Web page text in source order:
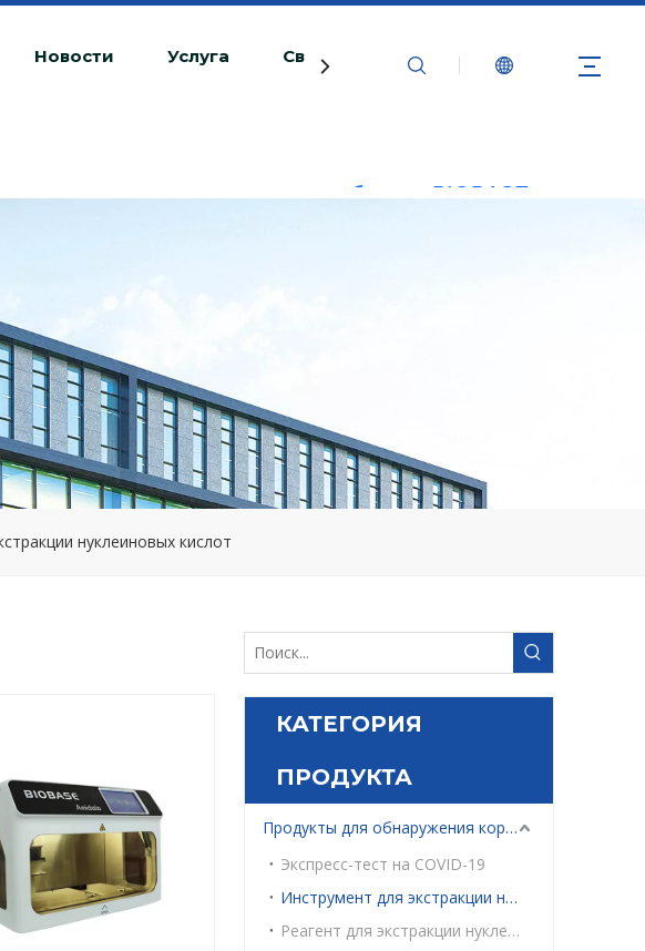
Новости Услуга Связаться с нами
с использованием бренда BIOBASE
нуклеиновых кислот
КАТЕГОРИЯ
ПРОДУКТА
Продукты для обнаружения коронавируса
Экспресс-тест на COVID-19
Инструмент для экстракции нуклеиновых кислот
Реагент для экстракции нуклеиновой кислоты